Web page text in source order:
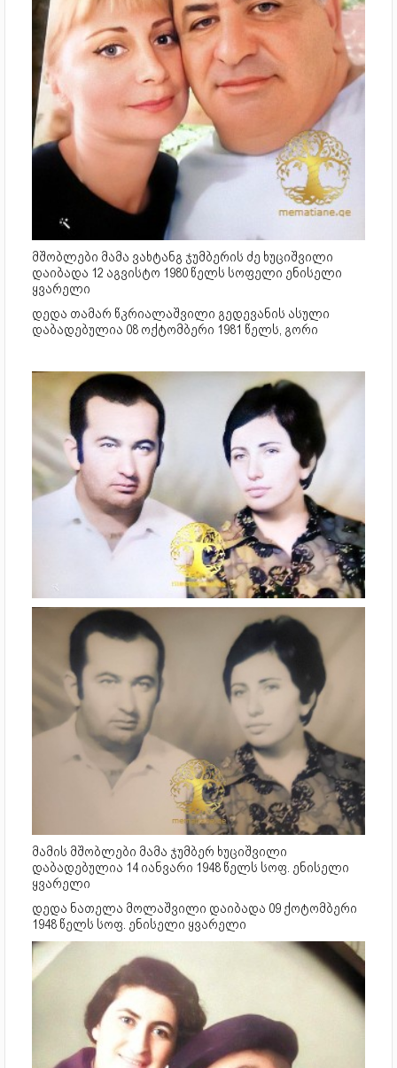
მშობლები მამა ვახტანგ ჯუმბერის ძე ხუციშვილი
დაიბადა 12 აგვისტო 1980 წელს სოფელი ენისელი
ყვარელი
დედა თამარ წკრიალაშვილი გედევანის ასული
დაბადებულია 08 ოქტომბერი 1981 წელს, გორი
მამის მშობლები მამა ჯუმბერ ხუციშვილი
დაბადებულია 14 იანვარი 1948 წელს სოფ. ენისელი
ყვარელი
დედა ნათელა მოლაშვილი დაიბადა 09 ქოტომბერი
1948 წელს სოფ. ენისელი ყვარელი